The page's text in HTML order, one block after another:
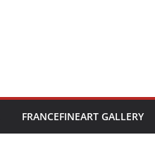
FRANCEFINEART GALLERY